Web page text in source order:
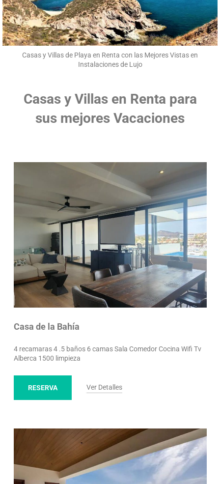
Casas y Villas de Playa en Renta con las Mejores Vistas en
Instalaciones de Lujo
Casas y Villas en Renta para
sus mejores Vacaciones
Casa de la Bahía
4 recamaras 4 .5 baños 6 camas Sala Comedor Cocina Wifi Tv
Alberca 1500 limpieza
Ver Detalles
RESERVA